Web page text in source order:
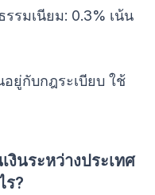
รมเนียม: 0.3% เน้น
ยู่กับกฎระเบียบ ใช้
งินระหว่างประเทศ
ร?